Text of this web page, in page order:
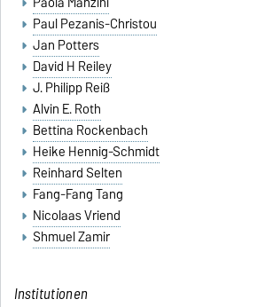
Paul Pezanis-Christou
Jan Potters
David H Reiley
J. Philipp Reiß
Alvin E. Roth
Bettina Rockenbach
Heike Hennig-Schmidt
Reinhard Selten
Fang-Fang Tang
Nicolaas Vriend
Shmuel Zamir
Institutionen